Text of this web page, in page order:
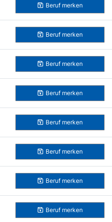
Beruf merken
Beruf merken
Beruf merken
Beruf merken
Beruf merken
Beruf merken
Beruf merken
Beruf merken